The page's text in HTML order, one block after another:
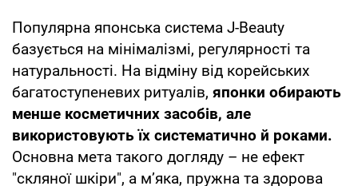
Популярна японська система J-Beauty
базується на мінімалізмі, регулярності та
натуральності. На відміну від корейських
багатоступеневих ритуалів, японки обирають
менше косметичних засобів, але
використовують їх систематично й роками.
Основна мета такого догляду – не ефект
"скляної шкіри", а м’яка, пружна та здорова